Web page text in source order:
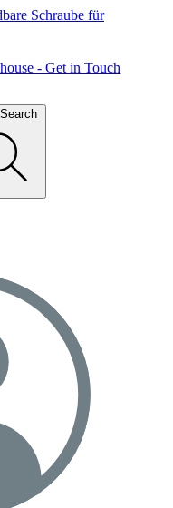
Schraube für
- Get in Touch